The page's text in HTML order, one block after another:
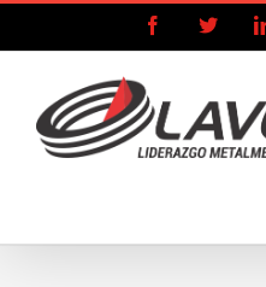
Skip
Facebook
X